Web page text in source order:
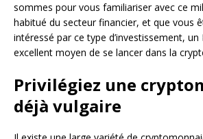
sommes pour vous familiariser avec ce
habitué du secteur financier, et que vous
intéressé par ce type d’investissement, un
excellent moyen de se lancer dans la
Privilégiez une
déjà vulgaire